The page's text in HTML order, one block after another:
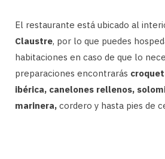
El restaurante está ubicado al
Claustre, por lo que puedes
habitaciones en caso de que lo
preparaciones encontrarás
ibérica, canelones rellenos,
marinera, cordero y hasta pies de